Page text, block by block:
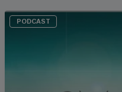
PODCAST